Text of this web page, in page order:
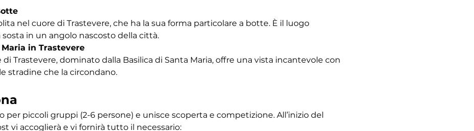
nel cuore di Trastevere, che ha la sua forma particolare a botte. È il luogo
in un angolo nascosto della città.
in Trastevere
Trastevere, dominato dalla Basilica di Santa Maria, offre una vista incantevole con
stradine che la circondano.
per piccoli gruppi (2-6 persone) e unisce scoperta e competizione. All’inizio del
vi accoglierà e vi fornirà tutto il necessario: